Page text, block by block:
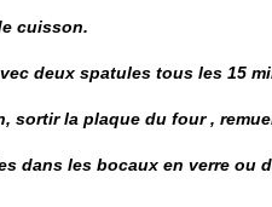
cuisson.
deux spatules tous les 15
sortir la plaque du four ,
dans les bocaux en verre ou